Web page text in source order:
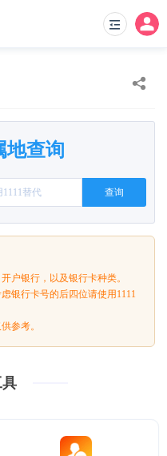
地查询
查询
户银行，以及银行卡种类。
银行卡号的后四位请使用1111
参考。